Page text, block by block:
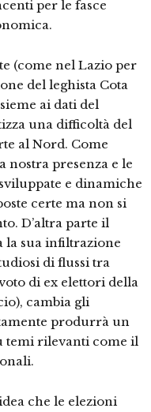
per le fasce
(come nel Lazio per
del leghista Cota
ai dati del
una difficoltà del
al Nord. Come
nostra presenza e le
e dinamiche
certe ma non si
D’altra parte il
la sua infiltrazione
di flussi tra
di ex elettori della
cambia gli
produrrà un
temi rilevanti come il
che le elezioni